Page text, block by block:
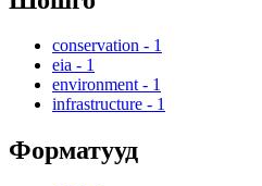
conservation - 1
eia - 1
environment - 1
infrastructure - 1
Форматууд